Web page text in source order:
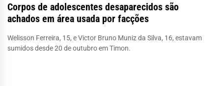
Corpos de adolescentes desaparecidos são
achados em área usada por facções
Welisson Ferreira, 15, e Victor Bruno Muniz da Silva, 16, estavam
sumidos desde 20 de outubro em Timon.